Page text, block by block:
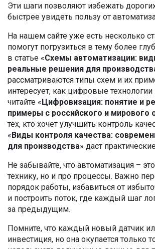
Эти шаги позволяют избежать
быстрее увидеть пользу от
На нашем сайте уже есть несколько
помогут погрузиться в тему более
в статье «Схемы автоматизации:
реальные решения для
рассматриваются типы схем и их
интересует, как цифровые
читайте «Цифровизация: понятие и
примеры с российского и мирового
тех, кто хочет улучшить контроль
«Виды контроля качества:
для производства» даст
Не забывайте, что автоматизация –
технику, но и про процессы. Важно
порядок работы, избавиться от
и построить поток, где каждый шаг
за предыдущим.
Помните, что каждый новый датчик
инвестиция, но она окупается только